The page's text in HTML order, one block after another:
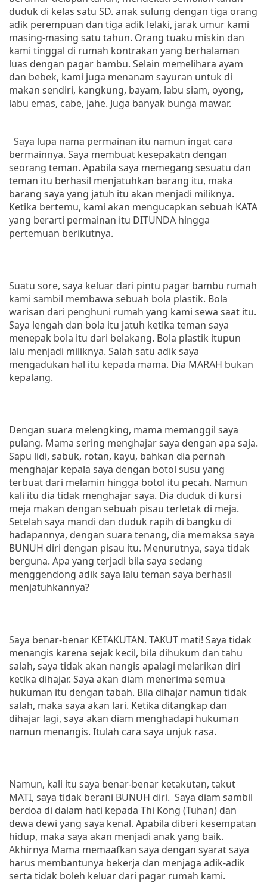
duduk di kelas satu SD. anak sulung dengan tiga orang
adik perempuan dan tiga adik lelaki, jarak umur kami
masing-masing satu tahun. Orang tuaku miskin dan
kami tinggal di rumah kontrakan yang berhalaman
luas dengan pagar bambu. Selain memelihara ayam
dan bebek, kami juga menanam sayuran untuk di
makan sendiri, kangkung, bayam, labu siam, oyong,
labu emas, cabe, jahe. Juga banyak bunga mawar.
Saya lupa nama permainan itu namun ingat cara
bermainnya. Saya membuat kesepakatn dengan
seorang teman. Apabila saya memegang sesuatu dan
teman itu berhasil menjatuhkan barang itu, maka
barang saya yang jatuh itu akan menjadi miliknya.
Ketika bertemu, kami akan mengucapkan sebuah KATA
yang berarti permainan itu DITUNDA hingga
pertemuan berikutnya.
Suatu sore, saya keluar dari pintu pagar bambu rumah
kami sambil membawa sebuah bola plastik. Bola
warisan dari penghuni rumah yang kami sewa saat itu.
Saya lengah dan bola itu jatuh ketika teman saya
menepak bola itu dari belakang. Bola plastik itupun
lalu menjadi miliknya. Salah satu adik saya
mengadukan hal itu kepada mama. Dia MARAH bukan
kepalang.
Dengan suara melengking, mama memanggil saya
pulang. Mama sering menghajar saya dengan apa saja.
Sapu lidi, sabuk, rotan, kayu, bahkan dia pernah
menghajar kepala saya dengan botol susu yang
terbuat dari melamin hingga botol itu pecah. Namun
kali itu dia tidak menghajar saya. Dia duduk di kursi
meja makan dengan sebuah pisau terletak di meja.
Setelah saya mandi dan duduk rapih di bangku di
hadapannya, dengan suara tenang, dia memaksa saya
BUNUH diri dengan pisau itu. Menurutnya, saya tidak
berguna. Apa yang terjadi bila saya sedang
menggendong adik saya lalu teman saya berhasil
menjatuhkannya?
Saya benar-benar KETAKUTAN. TAKUT mati! Saya tidak
menangis karena sejak kecil, bila dihukum dan tahu
salah, saya tidak akan nangis apalagi melarikan diri
ketika dihajar. Saya akan diam menerima semua
hukuman itu dengan tabah. Bila dihajar namun tidak
salah, maka saya akan lari. Ketika ditangkap dan
dihajar lagi, saya akan diam menghadapi hukuman
namun menangis. Itulah cara saya unjuk rasa.
Namun, kali itu saya benar-benar ketakutan, takut
MATI, saya tidak berani BUNUH diri. Saya diam sambil
berdoa di dalam hati kepada Thi Kong (Tuhan) dan
dewa dewi yang saya kenal. Apabila diberi kesempatan
hidup, maka saya akan menjadi anak yang baik.
Akhirnya Mama memaafkan saya dengan syarat saya
harus membantunya bekerja dan menjaga adik-adik
serta tidak boleh keluar dari pagar rumah kami.